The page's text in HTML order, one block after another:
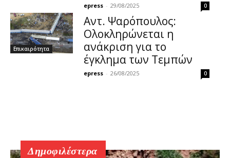
epress - 29/08/2025 0
Επικαιρότητα
Αντ. Ψαρόπουλος:
Ολοκληρώνεται η
ανάκριση για το
έγκλημα των Τεμπών
epress - 26/08/2025 0
Δημοφιλέστερα